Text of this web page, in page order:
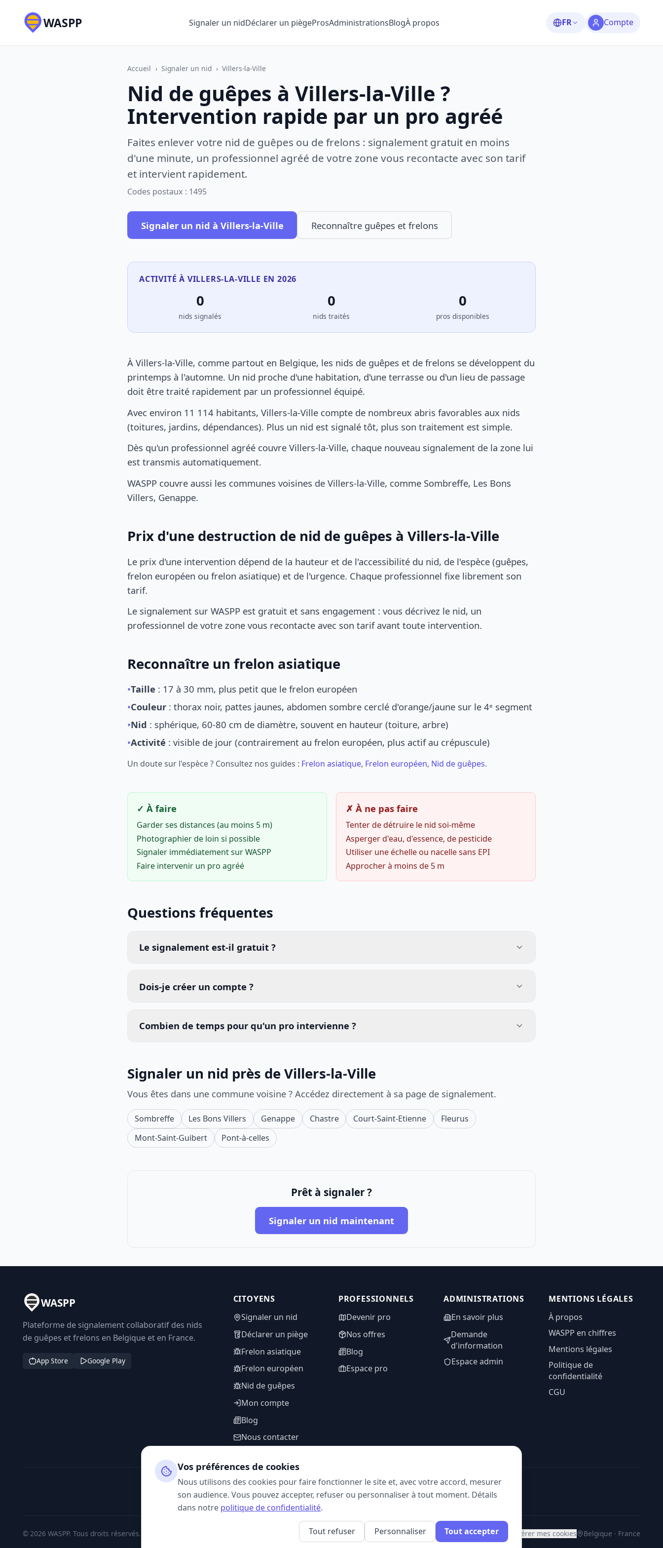
WASPP Signaler un nidDéclarer un piègeProsAdministrationsBlogÀ propos FR Compte
Accueil › Signaler un nid › Villers-la-Ville
Nid de guêpes à Villers-la-Ville ?
Intervention rapide par un pro agréé
Faites enlever votre nid de guêpes ou de frelons : signalement gratuit en moins
d'une minute, un professionnel agréé de votre zone vous recontacte avec son tarif
et intervient rapidement.
Codes postaux : 1495
Signaler un nid à Villers-la-Ville Reconnaître guêpes et frelons
ACTIVITÉ À VILLERS-LA-VILLE EN 2026
0
nids signalés
0
nids traités
0
pros disponibles
À Villers-la-Ville, comme partout en Belgique, les nids de guêpes et de frelons se développent du
printemps à l'automne. Un nid proche d'une habitation, d'une terrasse ou d'un lieu de passage
doit être traité rapidement par un professionnel équipé.
Avec environ 11 114 habitants, Villers-la-Ville compte de nombreux abris favorables aux nids
(toitures, jardins, dépendances). Plus un nid est signalé tôt, plus son traitement est simple.
Dès qu'un professionnel agréé couvre Villers-la-Ville, chaque nouveau signalement de la zone lui
est transmis automatiquement.
WASPP couvre aussi les communes voisines de Villers-la-Ville, comme Sombreffe, Les Bons
Villers, Genappe.
Prix d'une destruction de nid de guêpes à Villers-la-Ville
Le prix d'une intervention dépend de la hauteur et de l'accessibilité du nid, de l'espèce (guêpes,
frelon européen ou frelon asiatique) et de l'urgence. Chaque professionnel fixe librement son
tarif.
Le signalement sur WASPP est gratuit et sans engagement : vous décrivez le nid, un
professionnel de votre zone vous recontacte avec son tarif avant toute intervention.
Reconnaître un frelon asiatique
•Taille : 17 à 30 mm, plus petit que le frelon européen
•Couleur : thorax noir, pattes jaunes, abdomen sombre cerclé d'orange/jaune sur le 4ᵉ segment
•Nid : sphérique, 60-80 cm de diamètre, souvent en hauteur (toiture, arbre)
•Activité : visible de jour (contrairement au frelon européen, plus actif au crépuscule)
Un doute sur l'espèce ? Consultez nos guides : Frelon asiatique, Frelon européen, Nid de guêpes.
✓ À faire
Garder ses distances (au moins 5 m)
Photographier de loin si possible
Signaler immédiatement sur WASPP
Faire intervenir un pro agréé
✗ À ne pas faire
Tenter de détruire le nid soi-même
Asperger d'eau, d'essence, de pesticide
Utiliser une échelle ou nacelle sans EPI
Approcher à moins de 5 m
Questions fréquentes
Le signalement est-il gratuit ?
Dois-je créer un compte ?
Combien de temps pour qu'un pro intervienne ?
Signaler un nid près de Villers-la-Ville
Vous êtes dans une commune voisine ? Accédez directement à sa page de signalement.
Sombreffe Les Bons Villers Genappe Chastre Court-Saint-Etienne
Fleurus
Mont-Saint-Guibert
Pont-à-celles
Prêt à signaler ?
Signaler un nid maintenant
WASPP
Plateforme de signalement collaboratif des nids
de guêpes et frelons en Belgique et en France.
App Store Google Play
CITOYENS
Signaler un nid
Déclarer un piège
Frelon asiatique
Frelon européen
Nid de guêpes
Mon compte
Blog
Nous contacter
PROFESSIONNELS
Devenir pro
Nos offres
Blog
Espace pro
ADMINISTRATIONS
En savoir plus
Demande
d'information
Espace admin
MENTIONS LÉGALES
À propos
WASPP en chiffres
Mentions légales
Politique de
confidentialité
CGU
SUIVEZ-NOUS
© 2026 WASPP. Tous droits réservés. Gérer mes cookies Belgique · France
Vos préférences de cookies
Nous utilisons des cookies pour faire fonctionner le site et, avec votre accord, mesurer
son audience. Vous pouvez accepter, refuser ou personnaliser à tout moment. Détails
dans notre politique de confidentialité.
Tout refuser Personnaliser Tout accepter